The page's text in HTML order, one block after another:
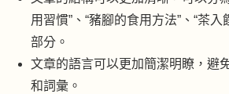
用習慣”、“豬腳的食用方法”、“茶
部分。
文章的語言可以更加簡潔明瞭，避
和詞彙。